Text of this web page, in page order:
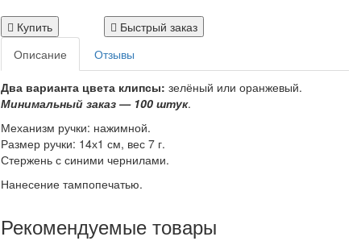
Купить
Быстрый заказ
Описание
Отзывы
Два варианта цвета клипсы: зелёный или оранжевый.
Минимальный заказ — 100 штук.
Механизм ручки: нажимной.
Размер ручки: 14х1 см, вес 7 г.
Стержень с синими чернилами.
Нанесение тампопечатью.
Рекомендуемые товары